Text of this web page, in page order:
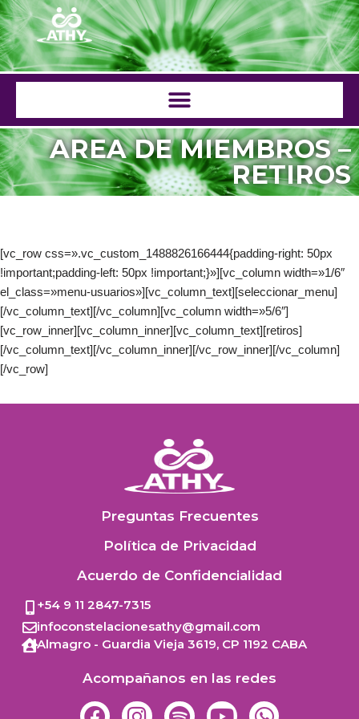
Saltar
al
contenido
AREA DE MIEMBROS –
RETIROS
[vc_row css=».vc_custom_1488826166444{padding-right: 50px
!important;padding-left: 50px !important;}»][vc_column width=»1/6″
el_class=»menu-usuarios»][vc_column_text][seleccionar_menu]
[/vc_column_text][/vc_column][vc_column width=»5/6″]
[vc_row_inner][vc_column_inner][vc_column_text][retiros]
[/vc_column_text][/vc_column_inner][/vc_row_inner][/vc_column]
[/vc_row]
Preguntas Frecuentes
Política de Privacidad
Acuerdo de Confidencialidad
+54 9 11 2847-7315
infoconstelacionesathy@gmail.com
Almagro - Guardia Vieja 3619, CP 1192 CABA
Acompañanos en las redes